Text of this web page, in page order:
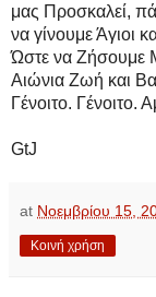
μας Προσκαλεί,
να γίνουμε Άγιοι
Ώστε να Ζήσουμε
Αιώνια Ζωή και
Γένοιτο. Γένοιτο.
GtJ
at Νοεμβρίου 15,
Κοινή χρήση